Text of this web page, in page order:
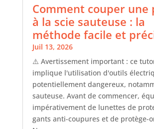
Comment couper une
à la scie sauteuse : la
méthode facile et
Juil 13, 2026
⚠️ Avertissement important : ce
implique l'utilisation d'outils
potentiellement dangereux,
sauteuse. Avant de commencer,
impérativement de lunettes de
gants anti-coupures et de protège-